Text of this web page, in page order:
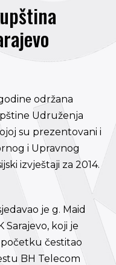
održana
Udruženja
su prezentovani i
i Upravnog
izvještaji za 2014.
je g. Maid
Sarajevo, koji je
čestitao
BH Telecom